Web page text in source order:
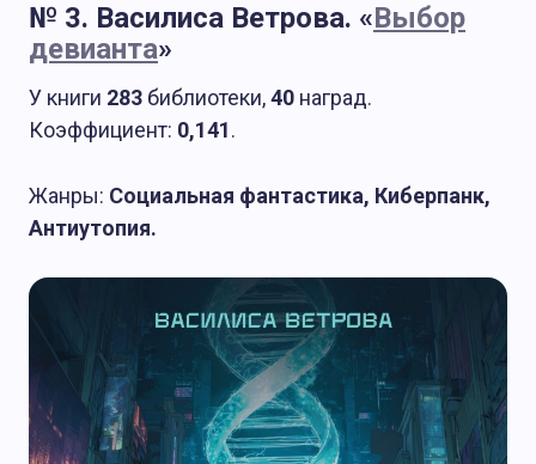
№ 3. Василиса Ветрова. «Выбор
девианта»
У книги 283 библиотеки,40 наград.
Коэффициент: 0,141.
Жанры: Социальная фантастика, Киберпанк,
Антиутопия.